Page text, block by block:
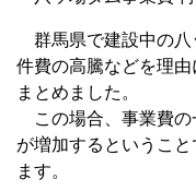
群馬県で建設中の八
件費の高騰などを理
まとめました。
この場合、事業費の
が増加するというこ
ます。